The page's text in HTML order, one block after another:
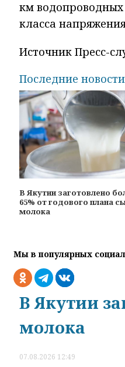
км водопроводных
класса
Источник Пресс-
Последние новости
В Якутии заготовлено
65% от годового плана
молока
Мы в популярных
В Якутии
молока
07.08.2026 12:49